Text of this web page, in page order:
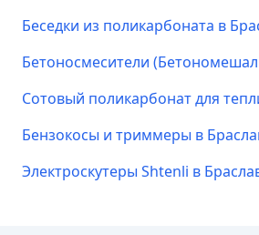
Беседки из поликарбоната в
Бетоносмесители
Сотовый поликарбонат для
Бензокосы и триммеры в
Электроскутеры Shtenli в